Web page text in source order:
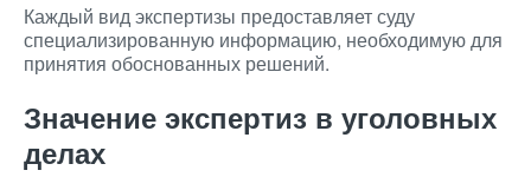
Каждый вид экспертизы предоставляет суду
специализированную информацию, необходимую для
принятия обоснованных решений.
Значение экспертиз в уголовных
делах